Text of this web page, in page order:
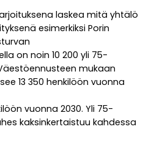
laskea mitä yhtälö
esimerkiksi Porin
on noin 10 200 yli 75-
mukaan
13 350 henkilöön vuonna
vuonna 2030. Yli 75-
kaksinkertaistuu kahdessa